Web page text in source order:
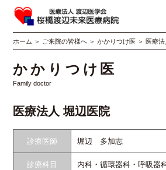
ホーム ＞ ご来院の皆様へ ＞かかりつけ医 ＞ 医療
かかりつけ医
Family doctor
医療法人 堀辺医院
診療医師 堀辺 多加志
診療科目 内科・循環器科・呼吸器